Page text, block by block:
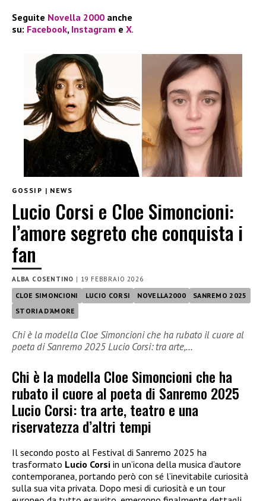
Seguite Novella 2000 anche
su: Facebook, Instagram e X.
GOSSIP | NEWS
Lucio Corsi e Cloe Simoncioni:
l’amore segreto che conquista i
fan
ALBA COSENTINO | 19 FEBBRAIO 2026
CLOE SIMONCIONI LUCIO CORSI NOVELLA2000
SANREMO 2025
STORIA D'AMORE
Chi è la modella Cloe Simoncioni che ha rubato il cuore al
poeta di Sanremo 2025 Lucio Corsi: tra arte,…
Chi è la modella Cloe Simoncioni che ha
rubato il cuore al poeta di Sanremo 2025
Lucio Corsi: tra arte, teatro e una
riservatezza d’altri tempi
Il secondo posto al Festival di Sanremo 2025 ha
trasformato Lucio Corsi in un’icona della musica d’autore
contemporanea, portando però con sé l’inevitabile curiosità
sulla sua vita privata. Dopo mesi di curiosità e un tour